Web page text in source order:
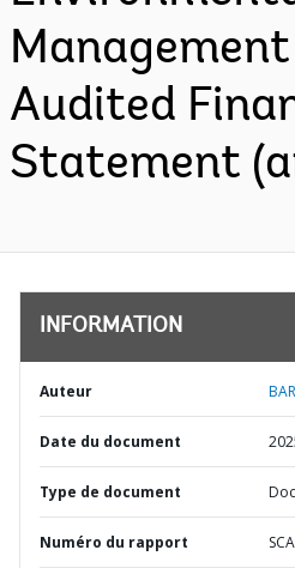
Audited
Statement
INFORMATION
Auteur
Date du document
Type de document
Numéro du rapport